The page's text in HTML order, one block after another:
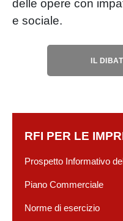
delle opere con
e sociale.
IL
RFI PER LE
Prospetto Informativo
Piano Commerciale
Norme di esercizio